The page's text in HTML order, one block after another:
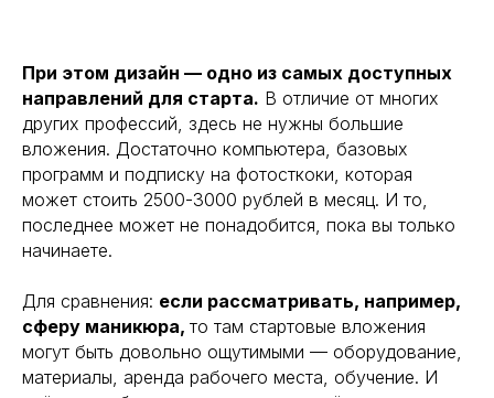
При этом дизайн — одно из самых доступных
направлений для старта. В отличие от многих
других профессий, здесь не нужны большие
вложения. Достаточно компьютера, базовых
программ и подписку на фотосткоки, которая
может стоить 2500-3000 рублей в месяц. И то,
последнее может не понадобится, пока вы только
начинаете.
Для сравнения: если рассматривать, например,
сферу маникюра, то там стартовые вложения
могут быть довольно ощутимыми — оборудование,
материалы, аренда рабочего места, обучение. И